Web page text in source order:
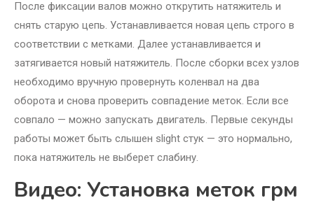
После фиксации валов можно открутить натяжитель и
снять старую цепь. Устанавливается новая цепь строго в
соответствии с метками. Далее устанавливается и
затягивается новый натяжитель. После сборки всех узлов
необходимо вручную провернуть коленвал на два
оборота и снова проверить совпадение меток. Если все
совпало — можно запускать двигатель. Первые секунды
работы может быть слышен slight стук — это нормально,
пока натяжитель не выберет слабину.
Видео: Установка меток грм